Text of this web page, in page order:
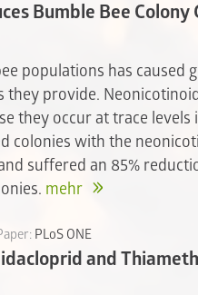
Bumble Bee Colony
populations has caused
they provide.
they occur at trace
colonies with the
suffered an 85%
mehr
PLoS ONE
and